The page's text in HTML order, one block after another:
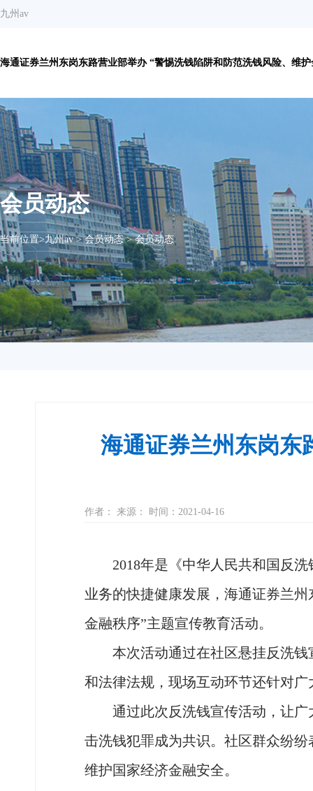
九州av
海通证券兰州东岗东路营业部举办 “警惕洗钱陷阱和防范洗钱风险、维
会员动态
当前位置>九州av>会员动态>会员动态
海通证券兰州东岗东
作者： 来源： 时间：2021-04-16
2018年是《中华人民共和国反
业务的快捷健康发展，海通证券兰
金融秩序”主题宣传教育活动。
本次活动通过在社区悬挂反洗
和法律法规，现场互动环节还针对
通过此次反洗钱宣传活动，让
击洗钱犯罪成为共识。社区群众纷
维护国家经济金融安全。